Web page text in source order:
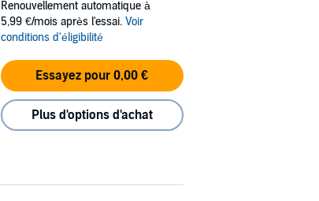
Renouvellement automatique à
5,99 €/mois après l'essai. Voir
conditions d'éligibilité
Essayez pour 0,00 €
Plus d'options d'achat